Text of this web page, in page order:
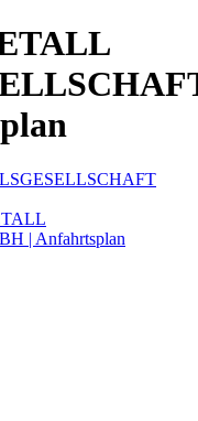
| Anfahrtsplan